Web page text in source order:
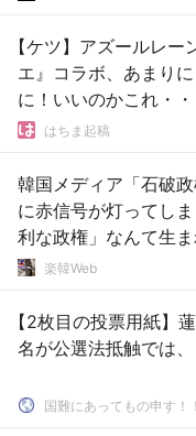
【ケツ】アズールレー
エ』コラボ、あまり
に！いいのかこれ・・
はちま起稿
韓国メディア「石破
に赤信号が灯ってし
利な政権」なんて生
楽韓Web
【2枚目の投票用紙】
名が公選法抵触では
国難にあってもの申す！！